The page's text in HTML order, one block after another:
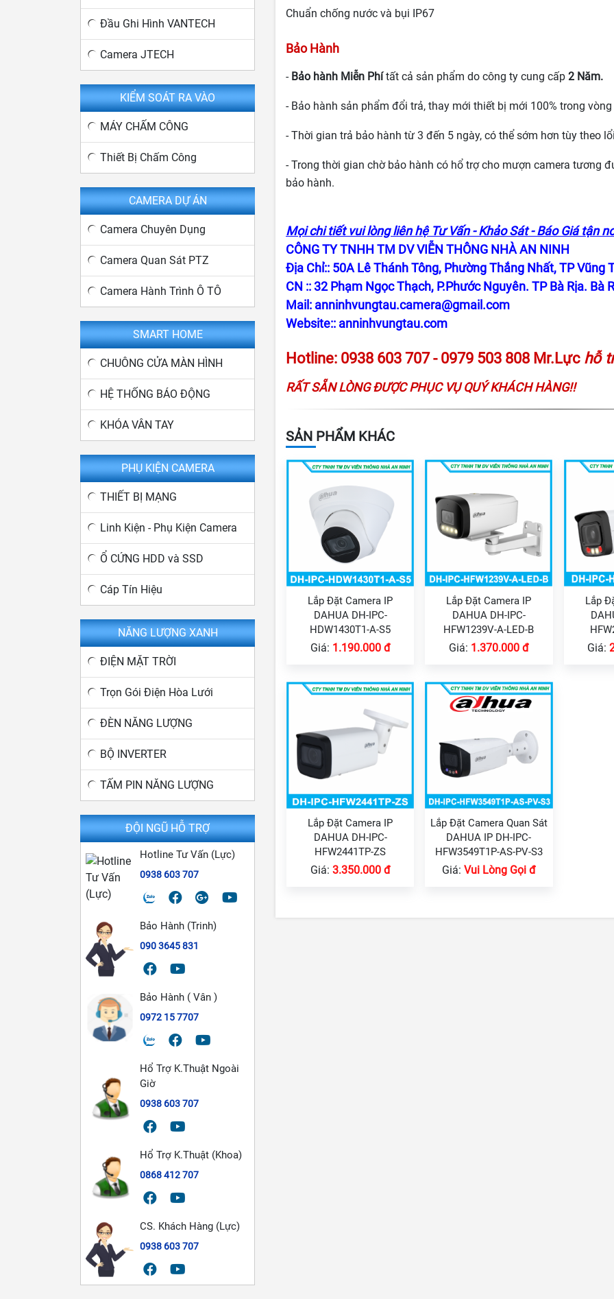
Chuẩn chống nước và bụi IP67
Bảo Hành
- Bảo hành Miễn Phítất cả sản phẩm do công ty cung cấp 2 Năm.
- Bảo hành sản phẩm đổi trả, thay mới thiết bị mới 100% trong
- Thời gian trả bảo hành từ 3 đến 5 ngày, có thể sớm hơn tùy theo
- Trong thời gian chờ bảo hành có hổ trợ cho mượn camera tương
bảo hành.
Mọi chi tiết vui lòng liên hệ Tư Vấn - Khảo Sát - Báo Giá tận
CÔNG TY TNHH TM DV VIỄN THÔNG NHÀ AN NINH
Địa Chỉ:: 50A Lê Thánh Tông, Phường Thắng Nhất, TP Vũng
CN :: 32 Phạm Ngọc Thạch, P.Phước Nguyên. TP Bà Rịa. Bà
Mail: anninhvungtau.camera@gmail.com
Website:: anninhvungtau.com
Hotline: 0938 603 707 - 0979 503 808 Mr.Lực hỗ
RẤT SẴN LÒNG ĐƯỢC PHỤC VỤ QUÝ KHÁCH HÀNG!!
SẢN PHẨM KHÁC
Lắp Đặt Camera IP
DAHUA DH-IPC-
HDW1430T1-A-S5
Giá: 1.190.000 đ
Lắp Đặt Camera IP
DAHUA DH-IPC-
HFW1239V-A-LED-B
Giá: 1.370.000 đ
Lắp
Giá:
Lắp Đặt Camera IP
DAHUA DH-IPC-
HFW2441TP-ZS
Giá: 3.350.000 đ
Lắp Đặt Camera Quan Sát
DAHUA IP DH-IPC-
HFW3549T1P-AS-PV-S3
Giá: Vui Lòng Gọi đ
Đầu Ghi Hình VANTECH
Camera JTECH
KIỂM SOÁT RA VÀO
MÁY CHẤM CÔNG
Thiết Bị Chấm Công
CAMERA DỰ ÁN
Camera Chuyên Dụng
Camera Quan Sát PTZ
Camera Hành Trình Ô TÔ
SMART HOME
CHUÔNG CỬA MÀN HÌNH
HỆ THỐNG BÁO ĐỘNG
KHÓA VÂN TAY
PHỤ KIỆN CAMERA
THIẾT BỊ MẠNG
Linh Kiện - Phụ Kiện Camera
Ổ CỨNG HDD và SSD
Cáp Tín Hiệu
NĂNG LƯỢNG XANH
ĐIỆN MẶT TRỜI
Trọn Gói Điện Hòa Lưới
ĐÈN NĂNG LƯỢNG
BỘ INVERTER
TẤM PIN NĂNG LƯỢNG
ĐỘI NGŨ HỖ TRỢ
Hotline Tư Vấn (Lực)
0938 603 707
Bảo Hành (Trinh)
090 3645 831
Bảo Hành ( Vân )
0972 15 7707
Hổ Trợ K.Thuật Ngoài
Giờ
0938 603 707
Hổ Trợ K.Thuật (Khoa)
0868 412 707
CS. Khách Hàng (Lực)
0938 603 707